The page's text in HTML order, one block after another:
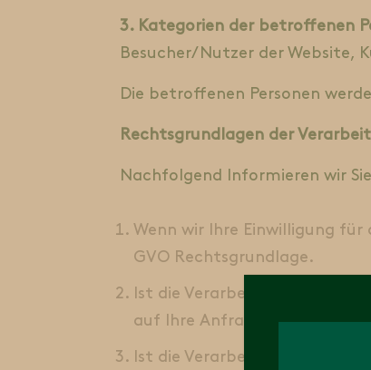
3. Kategorien der betroffenen
Besucher/Nutzer der Website,
Die betroffenen Personen
Rechtsgrundlagen der
Nachfolgend Informieren wir
Wenn wir Ihre Einwilligung
GVO Rechtsgrundlage.
Ist die Verarbeitung zur
auf Ihre Anfrage hin erfolgen,
Ist die Verarbeitung zur